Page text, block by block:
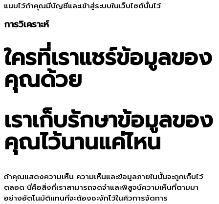
แนบไว้ถ้าคุณมีบัญชีและเข้าสู่ระบบในเว็บไซต์นั้นไว้
การวิเคราะห์
ใครที่เราแชร์ข้อมูลของ
คุณด้วย
เราเก็บรักษาข้อมูลของ
คุณไว้นานแค่ไหน
ถ้าคุณแสดงความเห็น ความเห็นและข้อมูลภายในนั้นจะถูกเก็บไว้
ตลอด นี่คือสิ่งที่เราสามารถจดจำและพิสูจน์ความเห็นที่ตามมา
อย่างอัตโนมัติแทนที่จะต้องชะงักไว้ในคิวการจัดการ